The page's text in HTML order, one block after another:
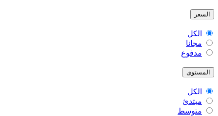
السعر
الكل
مجانا
مدفوع
المستوى
الكل
مبتدئ
متوسط